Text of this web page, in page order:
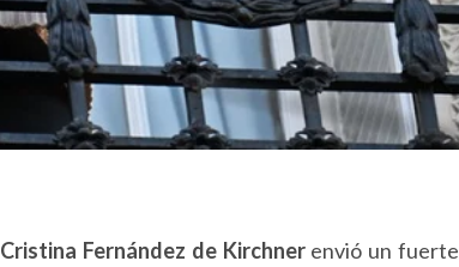
Cristina Fernández de Kirchnerenvió un fuerte